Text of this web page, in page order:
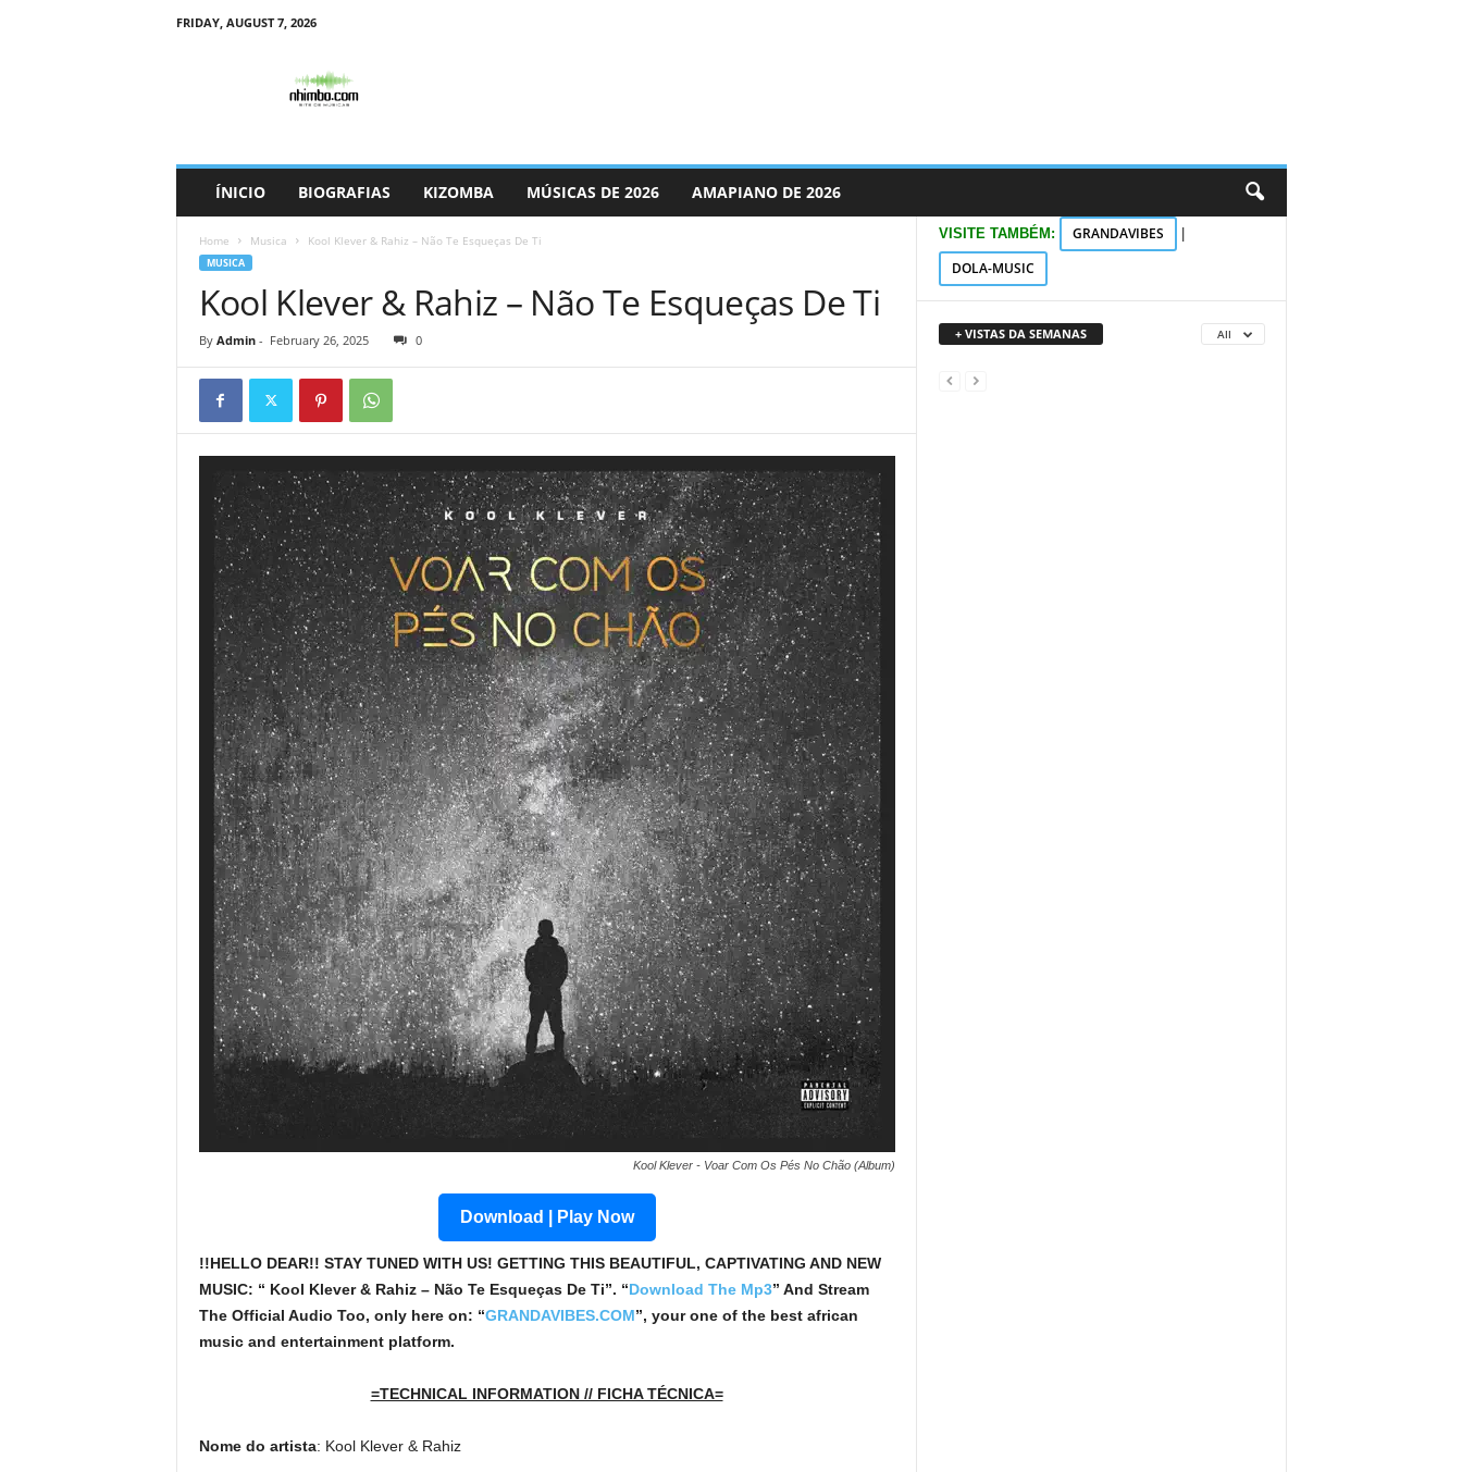
FRIDAY, AUGUST 7, 2026
ÍNICIO BIOGRAFIAS KIZOMBA MÚSICAS DE 2026 AMAPIANO DE 2026
Home Musica Kool Klever & Rahiz – Não Te Esqueças De Ti
MUSICA
Kool Klever & Rahiz – Não Te Esqueças De Ti
By Admin- February 26, 2025 0
Kool Klever - Voar Com Os Pés No Chão (Album)
Download | Play Now
!!HELLO DEAR!! STAY TUNED WITH US! GETTING THIS BEAUTIFUL, CAPTIVATING AND NEW
MUSIC: “ Kool Klever & Rahiz – Não Te Esqueças De Ti”. “Download The Mp3” And Stream
The Official Audio Too, only here on: “GRANDAVIBES.COM”, your one of the best african
music and entertainment platform.
=TECHNICAL INFORMATION // FICHA TÉCNICA=
Nome do artista: Kool Klever & Rahiz
VISITE TAMBÉM: GRANDAVIBES
DOLA-MUSIC
+ VISTAS DA SEMANAS All